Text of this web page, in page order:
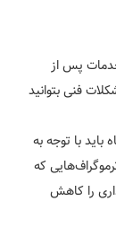
خدمات پس از
فنی بتوانید
با توجه به
که
را کاهش